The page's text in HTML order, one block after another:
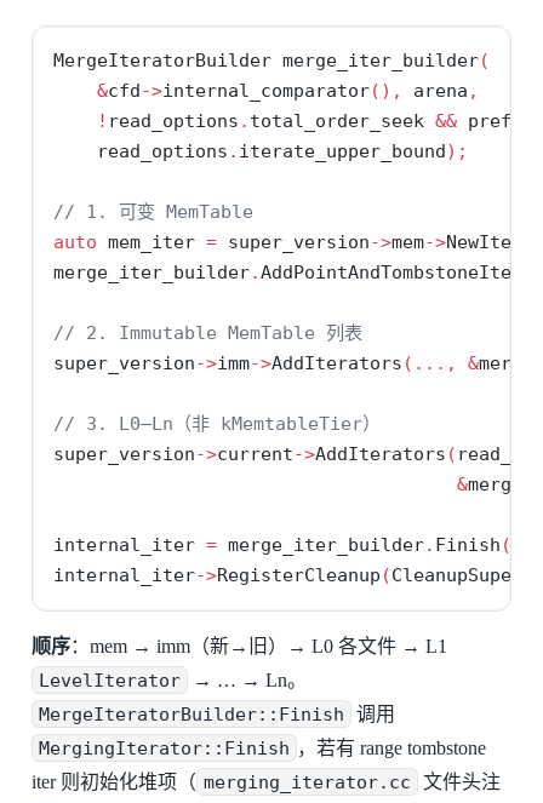
MergeIteratorBuilder merge_iter_builder(
&cfd->internal_comparator(), arena ,
! read_options . total_order_seek &&
    read_options
. iterate_upper_bound);
// 1. 可变 MemTable
auto mem_iter = super_version->mem->
merge_iter_builder.
// 2. Immutable MemTable 列表
super_version->imm->AddIterators (..., &
// 3. L0–Ln（非 kMemtableTier）
super_version->current->AddIterators (
&
internal_iter = merge_iter_builder. Finish
internal_iter->RegisterCleanup (
顺序：mem → imm（新→旧）→ L0 各文件 → L1
LevelIterator → … → Ln。
MergeIteratorBuilder::Finish 调用
MergingIterator::Finish ，若有 range tombstone
iter 则初始化堆项（ merging_iterator.cc
文件头注